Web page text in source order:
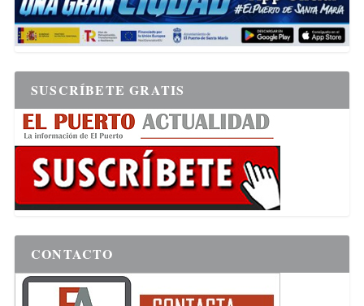
SUSCRÍBETE GRATIS
CONTACTO